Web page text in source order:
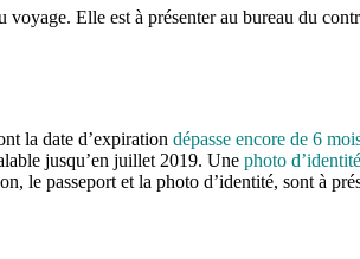
Elle est à présenter au bureau du
la date d’expiration dépasse encore de 6
jusqu’en juillet 2019. Une photo
le passeport et la photo d’identité, sont à